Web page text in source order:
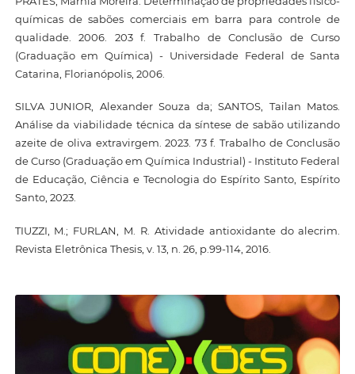
químicas de sabões comerciais em barra para controle de
qualidade. 2006. 203 f. Trabalho de Conclusão de Curso
(Graduação em Química) - Universidade Federal de Santa
Catarina, Florianópolis, 2006.
SILVA JUNIOR, Alexander Souza da; SANTOS, Tailan Matos.
Análise da viabilidade técnica da síntese de sabão utilizando
azeite de oliva extravirgem. 2023. 73 f. Trabalho de Conclusão
de Curso (Graduação em Química Industrial) - Instituto Federal
de Educação, Ciência e Tecnologia do Espírito Santo, Espírito
Santo, 2023.
TIUZZI, M.; FURLAN, M. R. Atividade antioxidante do alecrim.
Revista Eletrônica Thesis, v. 13, n. 26, p.99-114, 2016.